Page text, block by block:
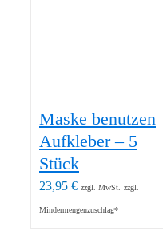
Maske benutzen
Aufkleber – 5
Stück
23,95 € zzgl. MwSt. zzgl.
Mindermengenzuschlag*